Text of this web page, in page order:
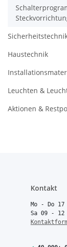
Haustechnik
Leuchten &
Aktionen &
Kontakt
Mo - Do
Sa 09 - 12